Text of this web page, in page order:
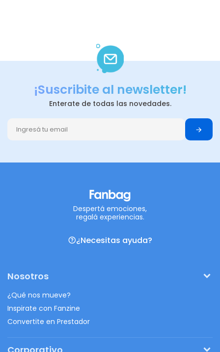
¡Suscribite al newsletter!
Enterate de todas las novedades.
Despertá emociones,
regalá experiencias.
¿Necesitas ayuda?
Nosotros
¿Qué nos mueve?
Inspirate con Fanzine
Convertite en Prestador